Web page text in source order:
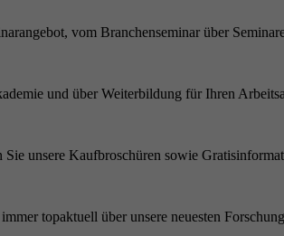
vom Branchenseminar über
und über Weiterbildung für Ihren
unsere Kaufbroschüren sowie
topaktuell über unsere neuesten